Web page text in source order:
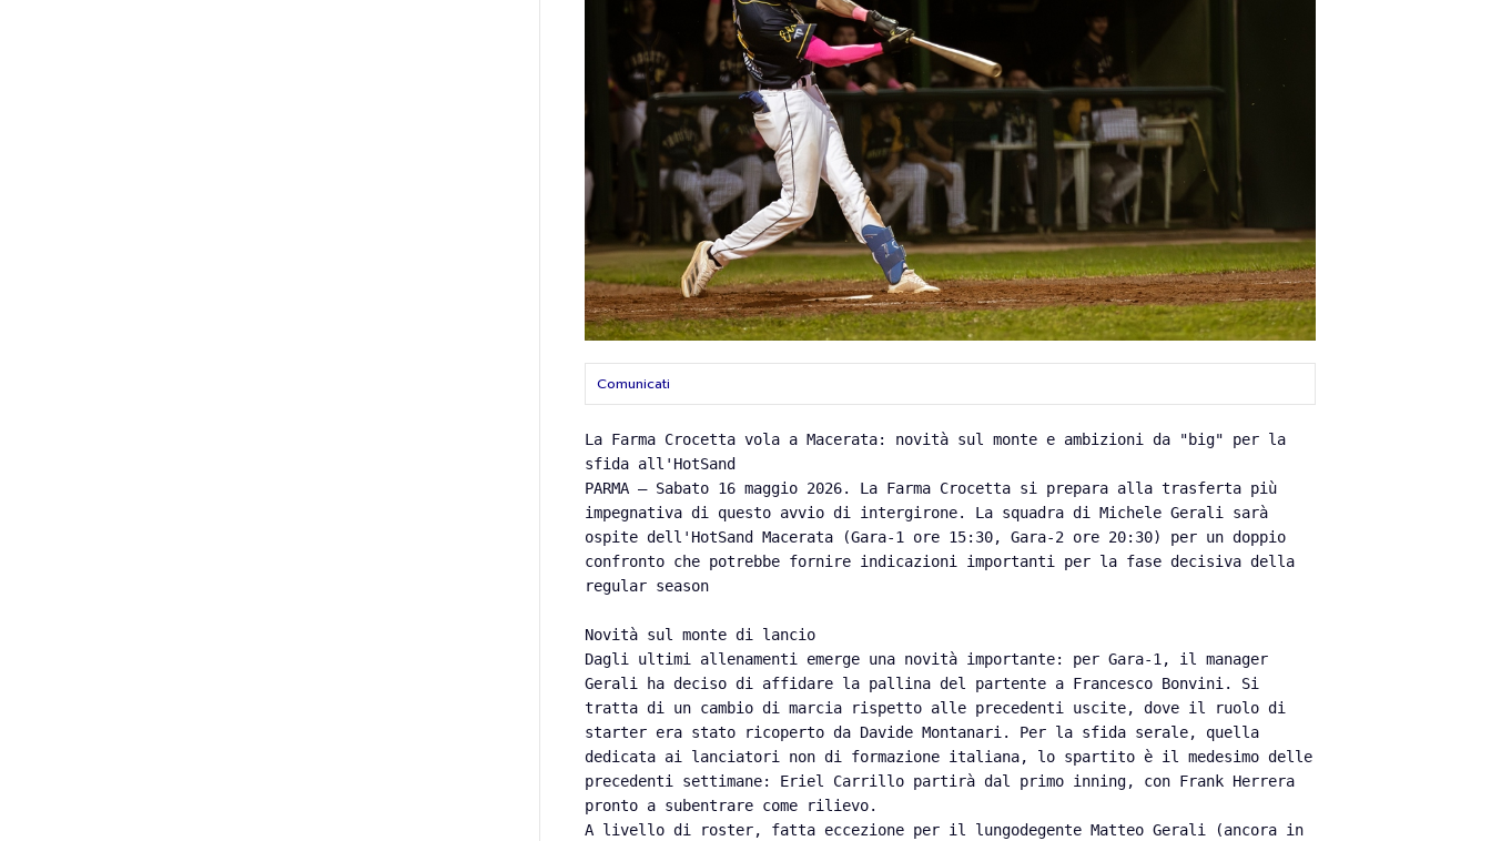
Comunicati
​La Farma Crocetta vola a Macerata: novità sul monte e ambizioni da "big" per la
sfida all'HotSand
​PARMA – Sabato 16 maggio 2026. La Farma Crocetta si prepara alla trasferta più
impegnativa di questo avvio di intergirone. La squadra di Michele Gerali sarà
ospite dell'HotSand Macerata (Gara-1 ore 15:30, Gara-2 ore 20:30) per un doppio
confronto che potrebbe fornire indicazioni importanti per la fase decisiva della
regular season
Novità sul monte di lancio
​Dagli ultimi allenamenti emerge una novità importante: per Gara-1, il manager
Gerali ha deciso di affidare la pallina del partente a Francesco Bonvini. Si
tratta di un cambio di marcia rispetto alle precedenti uscite, dove il ruolo di
starter era stato ricoperto da Davide Montanari. Per la sfida serale, quella
dedicata ai lanciatori non di formazione italiana, lo spartito è il medesimo delle
precedenti settimane: Eriel Carrillo partirà dal primo inning, con Frank Herrera
pronto a subentrare come rilievo.
​A livello di roster, fatta eccezione per il lungodegente Matteo Gerali (ancora in